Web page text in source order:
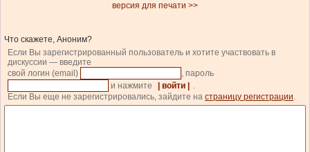
версия для печати >>
Что скажете, Аноним?
Если Вы зарегистрированный пользователь и хотите участвовать в
дискуссии — введите
свой логин (email)
, пароль
и нажмите
| войти |
.
Если Вы еще не зарегистрировались, зайдите на страницу регистрации.